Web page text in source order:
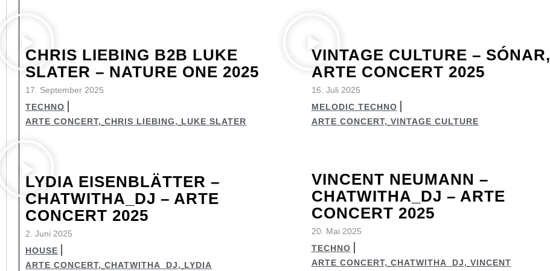
CHRIS LIEBING B2B LUKE
SLATER – NATURE ONE 2025
17. September 2025
TECHNO
ARTE CONCERT, CHRIS LIEBING, LUKE SLATER
VINTAGE CULTURE – SÓNAR,
ARTE CONCERT 2025
16. Juli 2025
MELODIC TECHNO
ARTE CONCERT, VINTAGE CULTURE
LYDIA EISENBLÄTTER –
CHATWITHA_DJ – ARTE
CONCERT 2025
2. Juni 2025
HOUSE
ARTE CONCERT, CHATWITHA_DJ, LYDIA
VINCENT NEUMANN –
CHATWITHA_DJ – ARTE
CONCERT 2025
20. Mai 2025
TECHNO
ARTE CONCERT, CHATWITHA_DJ, VINCENT